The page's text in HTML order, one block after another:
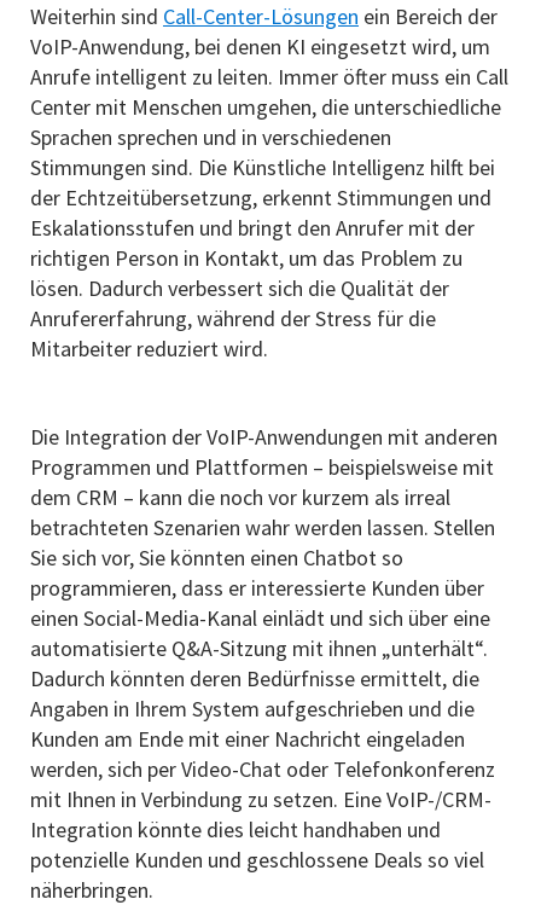
Weiterhin sind Call-Center-Lösungen ein Bereich der
VoIP-Anwendung, bei denen KI eingesetzt wird, um
Anrufe intelligent zu leiten. Immer öfter muss ein Call
Center mit Menschen umgehen, die unterschiedliche
Sprachen sprechen und in verschiedenen
Stimmungen sind. Die Künstliche Intelligenz hilft bei
der Echtzeitübersetzung, erkennt Stimmungen und
Eskalationsstufen und bringt den Anrufer mit der
richtigen Person in Kontakt, um das Problem zu
lösen. Dadurch verbessert sich die Qualität der
Anrufererfahrung, während der Stress für die
Mitarbeiter reduziert wird.
Die Integration der VoIP-Anwendungen mit anderen
Programmen und Plattformen – beispielsweise mit
dem CRM – kann die noch vor kurzem als irreal
betrachteten Szenarien wahr werden lassen. Stellen
Sie sich vor, Sie könnten einen Chatbot so
programmieren, dass er interessierte Kunden über
einen Social-Media-Kanal einlädt und sich über eine
automatisierte Q&A-Sitzung mit ihnen „unterhält“.
Dadurch könnten deren Bedürfnisse ermittelt, die
Angaben in Ihrem System aufgeschrieben und die
Kunden am Ende mit einer Nachricht eingeladen
werden, sich per Video-Chat oder Telefonkonferenz
mit Ihnen in Verbindung zu setzen. Eine VoIP-/CRM-
Integration könnte dies leicht handhaben und
potenzielle Kunden und geschlossene Deals so viel
näherbringen.